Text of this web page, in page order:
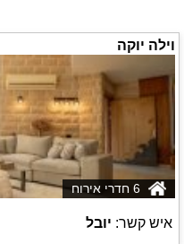
וילה יוקה
איש קשר: יובל